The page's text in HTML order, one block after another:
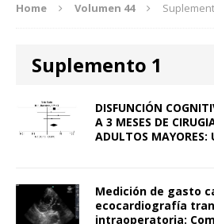
Home Volumen 44
Suplemento 1
DISFUNCIÓN
A 3 MESES DE
ADULTOS
Medición de gasto
ecocardiografía
intraoperatoria: